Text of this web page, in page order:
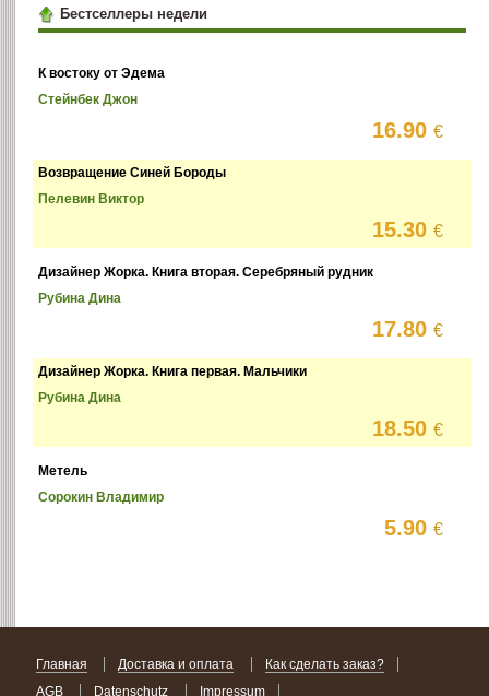
Бестселлеры недели
К востоку от Эдема
Стейнбек Джон
16.90€
Возвращение Синей Бороды
Пелевин Виктор
15.30€
Дизайнер Жорка. Книга вторая. Серебряный рудник
Рубина Дина
17.80€
Дизайнер Жорка. Книга первая. Мальчики
Рубина Дина
18.50€
Метель
Сорокин Владимир
5.90€
Главная Доставка и оплата
Как сделать заказ?
AGB
Datenschutz Impressum